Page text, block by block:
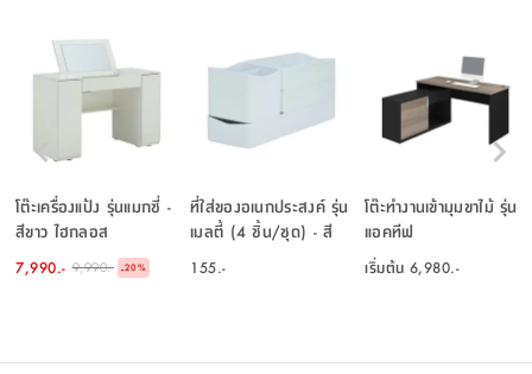
โต๊ะเครื่องแป้ง รุ่นแมกซี่ -
สีขาว ไฮกลอส
7,990.- 9,990.- -20%
ที่ใส่ของอเนกประสงค์ รุ่น
เมลตี้ (4 ชิ้น/ชุด) - สี
155.-
โต๊ะทำงานเข้ามุมขาไม้ รุ่น
แอคทีฟ
เริ่มต้น 6,980.-